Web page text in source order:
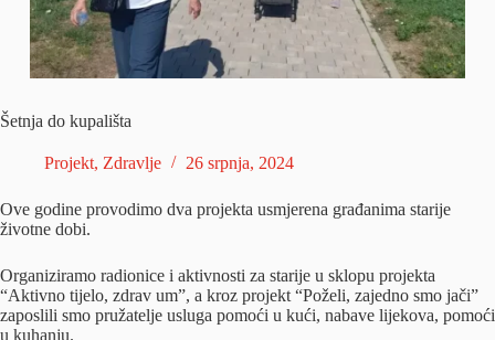
Šetnja do kupališta
Projekt, Zdravlje 26 srpnja, 2024
Ove godine provodimo dva projekta usmjerena građanima starije
životne dobi.
Organiziramo radionice i aktivnosti za starije u sklopu projekta
“Aktivno tijelo, zdrav um”, a kroz projekt “Poželi, zajedno smo jači”
zaposlili smo pružatelje usluga pomoći u kući, nabave lijekova, pomoći
u kuhanju.